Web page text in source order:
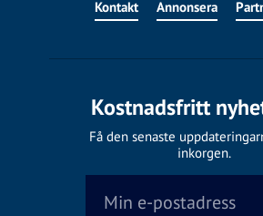
Kontakt Annonsera
Kostnadsfritt
Få den senaste
inkorgen.